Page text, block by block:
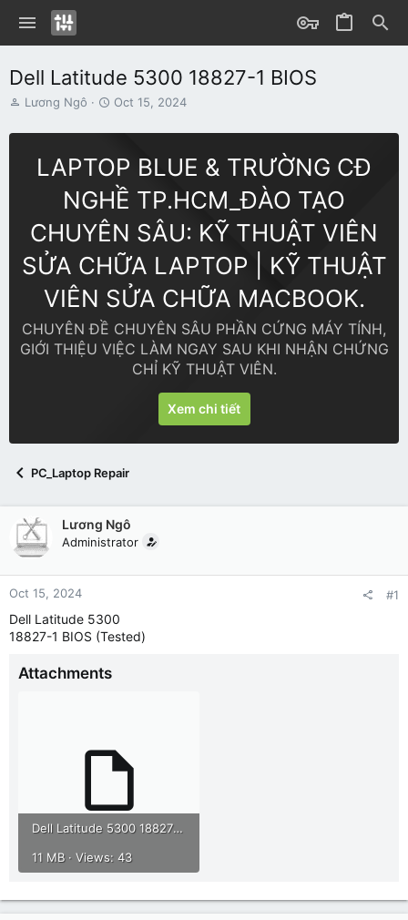
Dell Latitude 5300 18827-1 BIOS
T
r
t
Lương Ngô
S
a
t
d
e
Oct 15, 2024
LAPTOP BLUE & TRƯỜNG CĐ
NGHỀ TP.HCM_ĐÀO TẠO
CHUYÊN SÂU: KỸ THUẬT VIÊN
SỬA CHỮA LAPTOP | KỸ THUẬT
VIÊN SỬA CHỮA MACBOOK.
CHUYÊN ĐỀ CHUYÊN SÂU PHẦN CỨNG MÁY TÍNH,
GIỚI THIỆU VIỆC LÀM NGAY SAU KHI NHẬN CHỨNG
CHỈ KỸ THUẬT VIÊN.
Xem chi tiết
PC_Laptop Repair
Lương Ngô
Administrator
Oct 15, 2024 #1
Dell Latitude 5300
18827-1 BIOS (Tested)
Attachments
Dell Latitude 5300 18827-1 OK.rar
11 MB · Views: 43